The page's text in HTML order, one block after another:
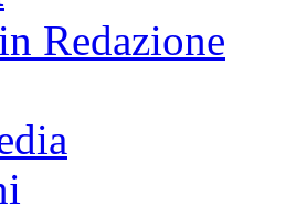
Redazione